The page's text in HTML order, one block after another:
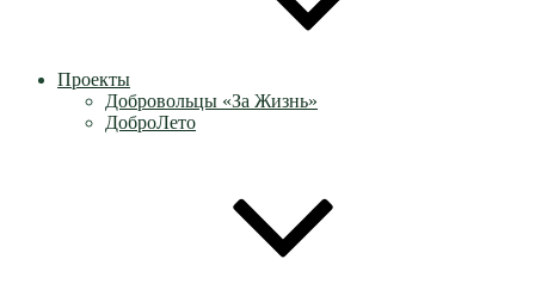
Проекты
Добровольцы «За Жизнь»
ДоброЛето